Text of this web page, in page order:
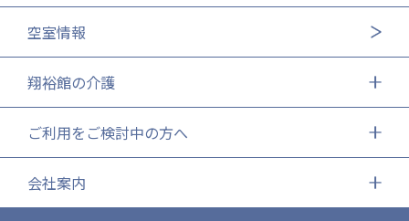
空室情報
翔裕館の介護
ご利用をご検討中の方へ
会社案内